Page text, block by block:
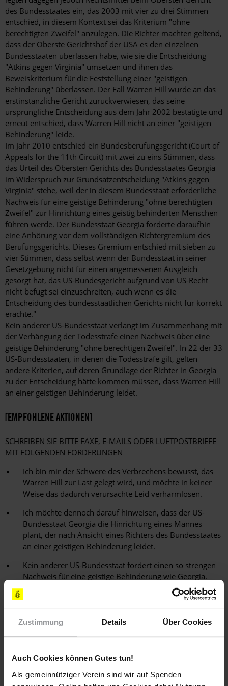
Zustimmung Details Über Cookies
Auch Cookies können Gutes tun!
Als gemeinnütziger Verein sind wir auf Spenden
des Bundesstaates ein, das 2003 mit vier zu drei Stimmen
entschied, in diesem Kontext sei das Kriterium "ohne
berechtigten Zweifel" anzulegen. Die Richter machten geltend,
dass der Oberste Gerichtshof der USA es den einzelnen
Bundesstaaten überlassen habe, wie sie die Entscheidung
"Atkins gegen Virginia" umsetzen und ihnen das
Beweiskriterium für die Feststellung einer "geistigen
Behinderung" überlassen. Der Fall Warren Hill wurde an das
erstinstanzliche Gericht zurückverwiesen, das seine
ursprüngliche Entscheidung aus dem Jahr 2002 bestätigte und
erneut entschied, dass Warren Hill nicht an einer "geistigen
Behinderung" leide.
Im Jahr 2010 entschied ein Bundesberufungsgericht (Court of
Appeals for the 11th Circuit) mit zwei zu eins Stimmen, dass
das Urteil des Obersten Gerichts des Bundesstaates Georgia
im Widerspruch zur Grundsatzentscheidung "Atkins gegen
Virginia" stehe, weil der in diesem Bundesstaat erforderliche
Nachweis für eine geistige Behinderung "ohne berechtigten
Zweifel" zur Hinrichtung eines geistig behinderten Menschen
führen werde. Der Bundesstaat Georgia forderte daraufhin
eine Anhörung vor dem vollständigen Richtergremium des
Berufungsgerichts. Dieses Gremium entschied mit sieben zu
vier Stimmen, dass selbst wenn der Bundesstaat in seiner
Gesetzgebung nicht für einen angemessenen Ausgleich
gesorgt hat, das US-Bundesgericht aufgrund von US-Recht
nicht befugt sei einzuschreiten, auch wenn es die
Entscheidung des bundesstaatlichen Gerichts nicht für korrekt
erachte."
Kein anderer US-Bundesstaat verlangt im Zusammenhang mit
der Verhängung der Todesstrafe einen Nachweis über eine
geistige Behinderung "ohne berechtigen Zweifel". In 22 der 33
US-Bundesstaaten, in denen die Todesstrafe gilt, gelten
andere Kriterien, auf deren Grundlage der Richter in Georgia
zu der Entscheidung hätte kommen müssen, dass Warren Hill
an einer geistigen Behinderung leidet.
[EMPFOHLENE AKTIONEN]
SCHREIBEN SIE BITTE FAXE, E-MAILS ODER LUFTPOSTBRIEFE
MIT FOLGENDEN FORDERUNGEN
Ich bin mir der Schwere des Verbrechens bewusst, das
Warren Hill zur Last gelegt wird, und möchte in keiner
Weise das dadurch verursachte Leid verharmlosen.
Ich möchte dennoch darauf hinweisen, dass der US-
Bundesstaat Georgia die Hinrichtung eines Mannes
plant, der nach Ansicht eines Richters des Bundesstaates
an einer geistigen Behinderung leidet.
Kein anderer US-Bundesstaat fordert einen so strengen
Nachweis für eine geistige Behinderung wie Georgia.
Ich bitte Sie eindringlich, das gegen Warren Hill
verhängte Todesurteil umzuwandeln und möchte mich
ausdrücklich gegen seine Hinrichtung aussprechen.
E-Mail:clemency@garesource.org (bitte mit dem Zusatz: